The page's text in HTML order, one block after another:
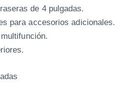
de 4 pulgadas.
para accesorios adicionales.